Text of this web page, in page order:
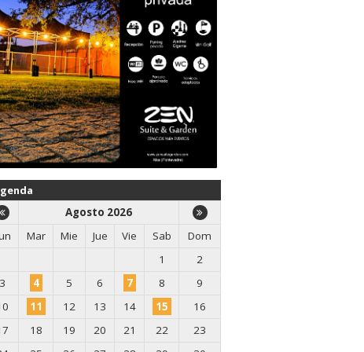
Agosto 2026
Mar Mie Jue Vie Sab
Dom
1
2
3
4 5 6 7 8
9
11 12 13 14 15
16
18 19 20 21 22
23